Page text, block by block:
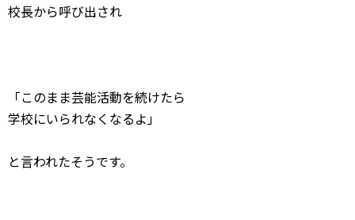
校長から呼び出され
「このまま芸能活動を続けたら
学校にいられなくなるよ」
と言われたそうです。